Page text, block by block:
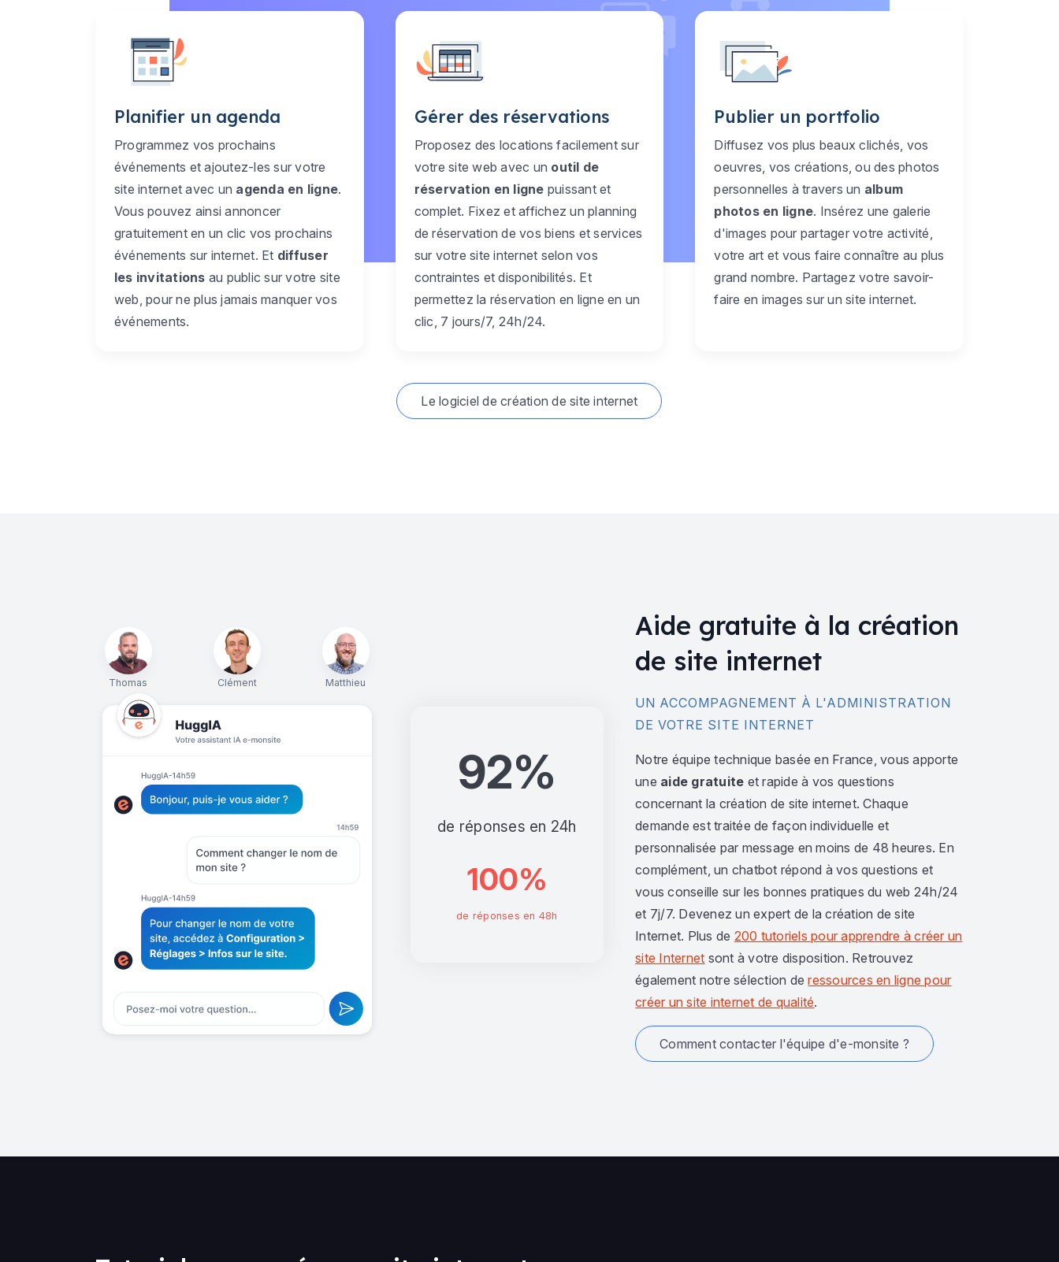
Planifier un agenda
Programmez vos prochains
événements et ajoutez-les sur votre
site internet avec un agenda en ligne.
Vous pouvez ainsi annoncer
gratuitement en un clic vos prochains
événements sur internet. Et diffuser
les invitations au public sur votre site
web, pour ne plus jamais manquer vos
événements.
Gérer des réservations
Proposez des locations facilement sur
votre site web avec un outil de
réservation en ligne puissant et
complet. Fixez et affichez un planning
de réservation de vos biens et services
sur votre site internet selon vos
contraintes et disponibilités. Et
permettez la réservation en ligne en un
clic, 7 jours/7, 24h/24.
Publier un portfolio
Diffusez vos plus beaux clichés, vos
oeuvres, vos créations, ou des photos
personnelles à travers un album
photos en ligne. Insérez une galerie
d'images pour partager votre activité,
votre art et vous faire connaître au plus
grand nombre. Partagez votre savoir-
faire en images sur un site internet.
Le logiciel de création de site internet
Thomas Clément Matthieu
92%
de réponses en 24h
100%
de réponses en 48h
Aide gratuite à la création
de site internet
UN ACCOMPAGNEMENT À L'ADMINISTRATION
DE VOTRE SITE INTERNET
Notre équipe technique basée en France, vous apporte
une aide gratuite et rapide à vos questions
concernant la création de site internet. Chaque
demande est traitée de façon individuelle et
personnalisée par message en moins de 48 heures. En
complément, un chatbot répond à vos questions et
vous conseille sur les bonnes pratiques du web 24h/24
et 7j/7. Devenez un expert de la création de site
Internet. Plus de 200 tutoriels pour apprendre à créer un
site Internet sont à votre disposition. Retrouvez
également notre sélection deressources en ligne pour
créer un site internet de qualité.
Comment contacter l'équipe d'e-monsite ?